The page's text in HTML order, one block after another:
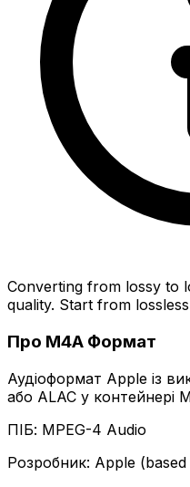
Converting from lossy to
quality. Start from
Про M4A Формат
Аудіоформат Apple із
або ALAC у контейнері
ПІБ: MPEG-4 Audio
Розробник: Apple